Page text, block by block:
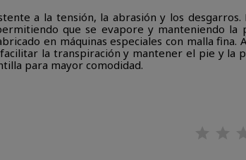
a la tensión, la abrasión y los desgarros.
que se evapore y manteniendo la
en máquinas especiales con malla fina.
la transpiración y mantener el pie y la
para mayor comodidad.